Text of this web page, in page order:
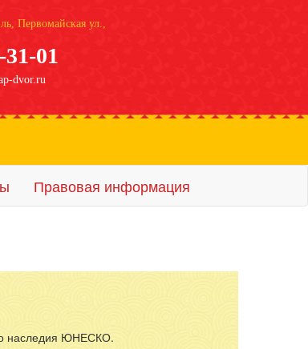
Первомайская ул.,
31-01
dvor.ru
Правовая информация
наследия ЮНЕСКО.